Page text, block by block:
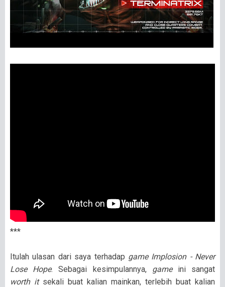
***
Itulah ulasan dari saya terhadap game Implosion - Never
Lose Hope. Sebagai kesimpulannya, game ini sangat
worth it sekali buat kalian mainkan, terlebih buat kalian